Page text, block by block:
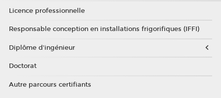
Licence professionnelle
Responsable conception en installations frigorifiques (IFFI)
Diplôme d'ingénieur
Doctorat
Autre parcours certifiants